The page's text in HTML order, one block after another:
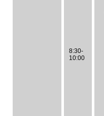
8:30-
10:00